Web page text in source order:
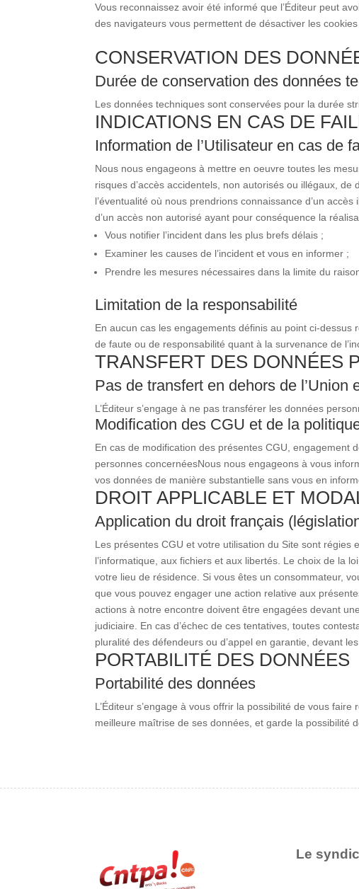
Vous reconnaissez avoir été informé que l’Éditeur peut
des navigateurs vous permettent de désactiver les
CONSERVATION DES
Durée de conservation des données
Les données techniques sont conservées pour la durée
INDICATIONS EN CAS DE
Information de l’Utilisateur en cas de
Nous nous engageons à mettre en oeuvre toutes les
risques d’accès accidentels, non autorisés ou illégaux,
l’éventualité où nous prendrions connaissance d’un
d’un accès non autorisé ayant pour conséquence la
Vous notifier l’incident dans les plus brefs délais ;
Examiner les causes de l’incident et vous en informer ;
Prendre les mesures nécessaires dans la limite du
Limitation de la responsabilité
En aucun cas les engagements définis au point ci-
de faute ou de responsabilité quant à la survenance de
TRANSFERT DES DONNÉES
Pas de transfert en dehors de l’Union
L’Éditeur s’engage à ne pas transférer les données
Modification des CGU et de la
En cas de modification des présentes CGU, engagement
personnes concernéesNous nous engageons à vous
vos données de manière substantielle sans vous en
DROIT APPLICABLE ET
Application du droit français
Les présentes CGU et votre utilisation du Site sont
l’informatique, aux fichiers et aux libertés. Le choix de la
votre lieu de résidence. Si vous êtes un consommateur,
que vous pouvez engager une action relative aux
actions à notre encontre doivent être engagées devant
judiciaire. En cas d’échec de ces tentatives, toutes
pluralité des défendeurs ou d’appel en garantie, devant
PORTABILITÉ DES DONNÉES
Portabilité des données
L’Éditeur s’engage à vous offrir la possibilité de vous
meilleure maîtrise de ses données, et garde la possibilité
Le